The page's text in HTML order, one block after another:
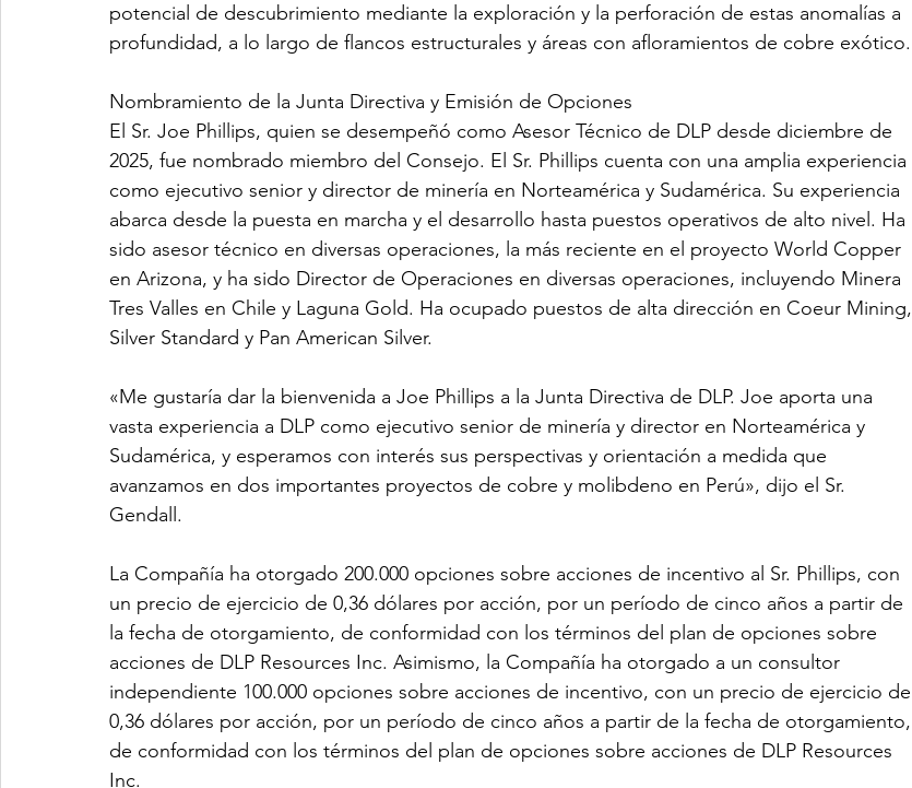
potencial de descubrimiento mediante la exploración y la perforación de estas anomalías a
profundidad, a lo largo de flancos estructurales y áreas con afloramientos de cobre exótico.
Nombramiento de la Junta Directiva y Emisión de Opciones
El Sr. Joe Phillips, quien se desempeñó como Asesor Técnico de DLP desde diciembre de
2025, fue nombrado miembro del Consejo. El Sr. Phillips cuenta con una amplia experiencia
como ejecutivo senior y director de minería en Norteamérica y Sudamérica. Su experiencia
abarca desde la puesta en marcha y el desarrollo hasta puestos operativos de alto nivel. Ha
sido asesor técnico en diversas operaciones, la más reciente en el proyecto World Copper
en Arizona, y ha sido Director de Operaciones en diversas operaciones, incluyendo Minera
Tres Valles en Chile y Laguna Gold. Ha ocupado puestos de alta dirección en Coeur Mining,
Silver Standard y Pan American Silver.
«Me gustaría dar la bienvenida a Joe Phillips a la Junta Directiva de DLP. Joe aporta una
vasta experiencia a DLP como ejecutivo senior de minería y director en Norteamérica y
Sudamérica, y esperamos con interés sus perspectivas y orientación a medida que
avanzamos en dos importantes proyectos de cobre y molibdeno en Perú», dijo el Sr.
Gendall.
La Compañía ha otorgado 200.000 opciones sobre acciones de incentivo al Sr. Phillips, con
un precio de ejercicio de 0,36 dólares por acción, por un período de cinco años a partir de
la fecha de otorgamiento, de conformidad con los términos del plan de opciones sobre
acciones de DLP Resources Inc. Asimismo, la Compañía ha otorgado a un consultor
independiente 100.000 opciones sobre acciones de incentivo, con un precio de ejercicio de
0,36 dólares por acción, por un período de cinco años a partir de la fecha de otorgamiento,
de conformidad con los términos del plan de opciones sobre acciones de DLP Resources
Inc.